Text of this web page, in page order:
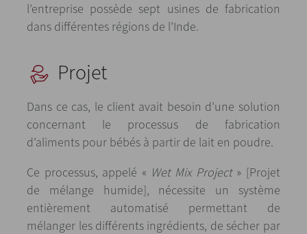
l’entreprise possède sept usines de fabrication
dans différentes régions de l’Inde.
Projet
Dans ce cas, le client avait besoin d’une solution
concernant le processus de fabrication
d’aliments pour bébés à partir de lait en poudre.
Ce processus, appelé « Wet Mix Project» [Projet
de mélange humide], nécessite un système
entièrement automatisé permettant de
mélanger les différents ingrédients, de sécher par